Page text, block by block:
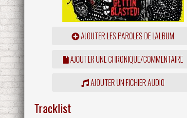
AJOUTER LES PAROLES DE L'ALBUM
AJOUTER UNE CHRONIQUE/COMMENTAIRE
AJOUTER UN FICHIER AUDIO
Tracklist